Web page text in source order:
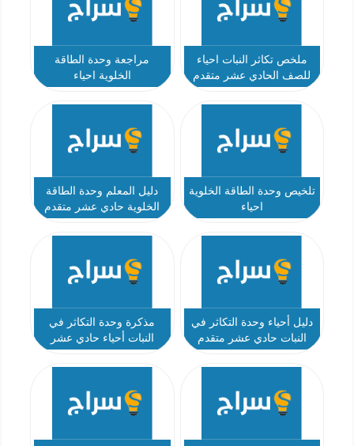
ملخص تكاثر النبات احياء
للصف الحادي عشر متقدم
مراجعة وحدة الطاقة
الخلوية احياء
تلخيص وحدة الطاقة الخلوية
احياء
دليل المعلم وحدة الطاقة
الخلوية حادي عشر متقدم
دليل أحياء وحدة التكاثر في
النبات حادي عشر متقدم
مذكرة وحدة التكاثر في
النبات أحياء حادي عشر